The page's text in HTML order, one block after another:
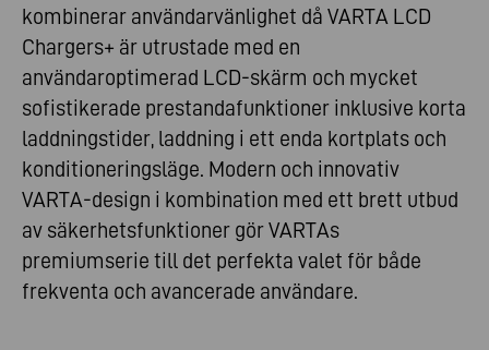
kombinerar användarvänlighet då VARTA LCD
Chargers+ är utrustade med en
användaroptimerad LCD-skärm och mycket
sofistikerade prestandafunktioner inklusive korta
laddningstider, laddning i ett enda kortplats och
konditioneringsläge. Modern och innovativ
VARTA-design i kombination med ett brett utbud
av säkerhetsfunktioner gör VARTAs
premiumserie till det perfekta valet för både
frekventa och avancerade användare.